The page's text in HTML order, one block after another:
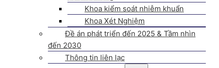
Khoa kiểm soát nhiễm khuẩn
Khoa Xét Nghiệm
Đề án phát triển đến 2025 & Tầm nhìn
đến 2030
Thông tin liên lạc